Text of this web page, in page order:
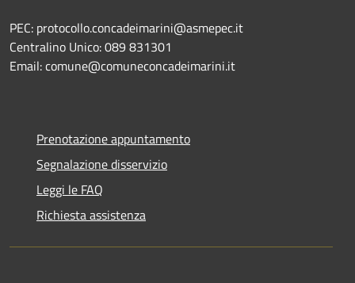
PEC: protocollo.concadeimarini@asmepec.it
Centralino Unico: 089 831301
Email: comune@comuneconcadeimarini.it
Prenotazione appuntamento
Segnalazione disservizio
Leggi le FAQ
Richiesta assistenza